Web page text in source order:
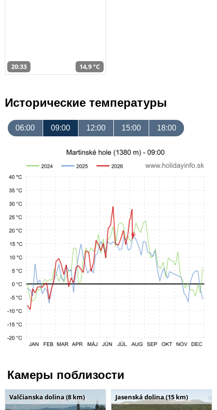
20:33 14,9 °C
Исторические температуры
06:00 09:00 12:00 15:00 18:00
Камеры поблизости
Valčianska dolina (8 km) Jasenská dolina (15 km)